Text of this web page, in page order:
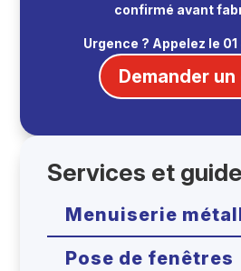
confirmé avant
Urgence ? Appelez le
Demander
Services et
Menuiserie
Pose de fenêtres